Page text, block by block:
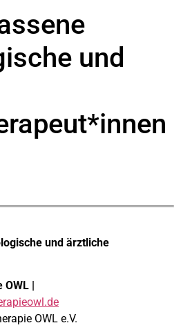
und
und ärztliche
OWL |
OWL e.V.